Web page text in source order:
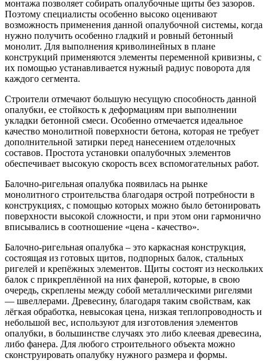
монтажа позволяет собирать опалубочные щиты без зазоров.
Поэтому специалисты особенно высоко оценивают
возможность применения данной опалубочной системы, когда
нужно получить особенно гладкий и ровный бетонный
монолит. Для выполнения криволинейных в плане
конструкций применяются элементы переменной кривизны, с
их помощью устанавливается нужный радиус поворота для
каждого сегмента.
Строители отмечают большую несущую способность данной
опалубки, ее стойкость к деформациям при выполнении
укладки бетонной смеси. Особенно отмечается идеальное
качество монолитной поверхности бетона, которая не требует
дополнительной затирки перед нанесением отделочных
составов. Простота установки опалубочных элементов
обеспечивает высокую скорость всех вспомогательных работ.
Балочно-ригельная опалубка появилась на рынке
монолитного строительства благодаря острой потребности в
конструкциях, с помощью которых можно было бетонировать
поверхности высокой сложности, и при этом они гармонично
вписывались в соотношение «цена - качество».
Балочно-ригельная опалубка – это каркасная конструкция,
состоящая из готовых щитов, подпорных балок, стальных
ригелей и крепёжных элементов. Щиты состоят из нескольких
балок с прикреплённой на них фанерой, которые, в свою
очередь, скреплены между собой металлическими ригелями
— швеллерами. Древесину, благодаря таким свойствам, как
лёгкая обработка, невысокая цена, низкая теплопроводность и
небольшой вес, используют для изготовления элементов
опалубки, в большинстве случаях это либо клеевая древесина,
либо фанера. Для любого строительного объекта можно
сконструировать опалубку нужного размера и формы.